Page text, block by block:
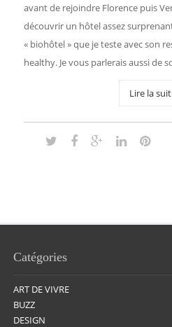
avant de rejoindre Florence puis
découvrir un hôtel assez
« biohôtel » que je teste avec son
healthy. Je vous parlerais aussi de
Lire la
Catégories
ART DE VIVRE
BUZZ
DESIGN